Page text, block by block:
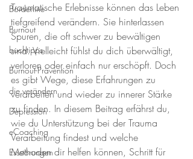
Borderline
Burnout
buchtipps
Burnout-Prävention
die verändern
Depression
eCoaching
Essstörungen
Traumatische Erlebnisse können das Leben
tiefgreifend verändern. Sie hinterlassen
Spuren, die oft schwer zu bewältigen
sind. Vielleicht fühlst du dich überwältigt,
verloren oder einfach nur erschöpft. Doch
es gibt Wege, diese Erfahrungen zu
verarbeiten und wieder zu innerer Stärke
zu finden. In diesem Beitrag erfährst du,
wie du Unterstützung bei der Trauma
Verarbeitung findest und welche
Methoden dir helfen können, Schritt für